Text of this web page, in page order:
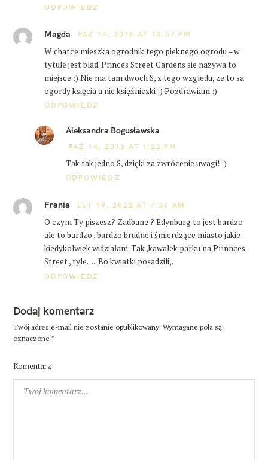
ODPOWIEDZ
Magda PAŹ 14, 2016 AT 12:57 PM
W chatce mieszka ogrodnik tego pieknego ogrodu – w
tytule jest blad. Princes Street Gardens sie nazywa to
miejsce :) Nie ma tam dwoch S, z tego wzgledu, ze to sa
ogordy księcia a nie księżniczki ;) Pozdrawiam :)
ODPOWIEDZ
Aleksandra Bogusławska
PAŹ 14, 2016 AT 1:22 PM
Tak tak jedno S, dzięki za zwrócenie uwagi! :)
ODPOWIEDZ
Frania LUT 19, 2022 AT 7:36 AM
O czym Ty piszesz? Zadbane ? Edynburg to jest bardzo
ale to bardzo , bardzo brudne i śmierdzące miasto jakie
kiedykolwiek widziałam. Tak ,kawalek parku na Prinnces
Street , tyle….. Bo kwiatki posadzili,.
ODPOWIEDZ
Dodaj komentarz
Twój adres e-mail nie zostanie opublikowany. Wymagane pola są
oznaczone *
Komentarz